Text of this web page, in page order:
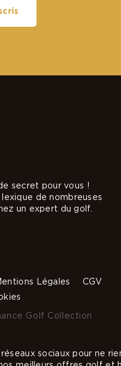
secret pour vous !
de nombreuses
un expert du golf.
Légales
CGV
Golf Collection
sociaux pour ne